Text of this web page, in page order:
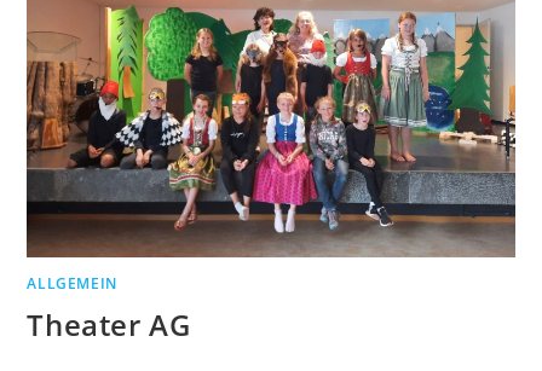
ALLGEMEIN
Theater AG